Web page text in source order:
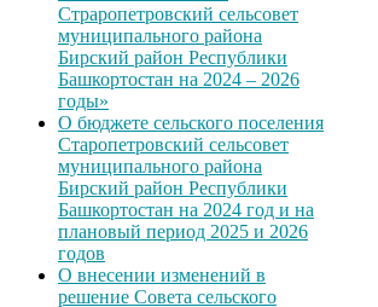
Страропетровский сельсовет
муниципального района
Бирский район Республики
Башкортостан на 2024 – 2026
годы»
О бюджете сельского поселения
Старопетровский сельсовет
муниципального района
Бирский район Республики
Башкортостан на 2024 год и на
плановый период 2025 и 2026
годов
О внесении изменений в
решение Совета сельского